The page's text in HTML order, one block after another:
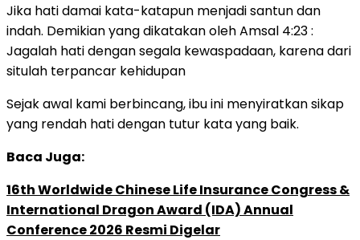
Jika hati damai kata-katapun menjadi santun dan
indah. Demikian yang dikatakan oleh Amsal 4:23 :
Jagalah hati dengan segala kewaspadaan, karena dari
situlah terpancar kehidupan
Sejak awal kami berbincang, ibu ini menyiratkan sikap
yang rendah hati dengan tutur kata yang baik.
Baca Juga:
16th Worldwide Chinese Life Insurance Congress &
International Dragon Award (IDA) Annual
Conference 2026 Resmi Digelar